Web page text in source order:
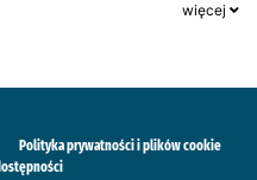
więcej
Polityka prywatności i plików cookie